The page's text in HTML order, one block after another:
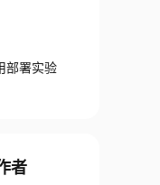
部署实验
者